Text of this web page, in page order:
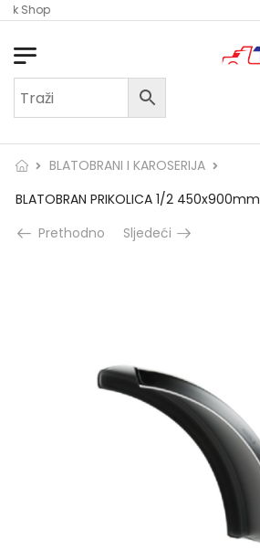
Shop
BLATOBRANI I KAROSERIJA
BLATOBRAN PRIKOLICA 1/2 450x900mm
Prethodno
Sljedeći